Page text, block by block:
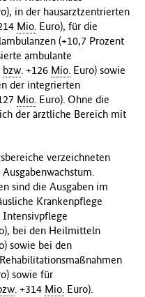
in der hausarztzentrierten
Mio. Euro), für die
(+10,7 Prozent
ambulante
bzw. +126 Mio. Euro) sowie
der integrierten
Mio. Euro). Ohne die
der ärztliche Bereich mit
verzeichneten
sind die Ausgaben im
Krankenpflege
bei den Heilmitteln
sowie bei den
sowie für
. +314 Mio. Euro).